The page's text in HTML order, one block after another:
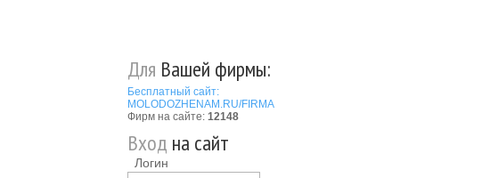
Для Вашей фирмы:
Бесплатный сайт:
MOLODOZHENAM.RU/FIRMA
Фирм на сайте: 12148
Вход на сайт
Логин